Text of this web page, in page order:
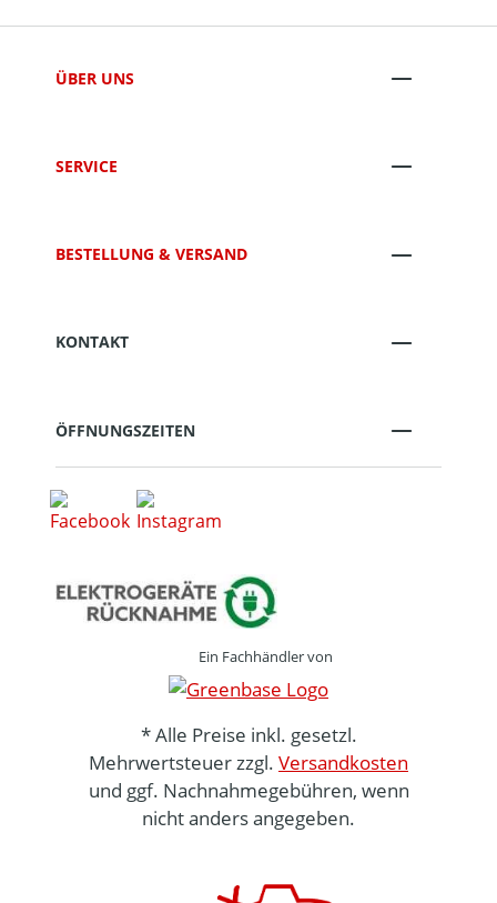
ÜBER UNS
SERVICE
BESTELLUNG & VERSAND
KONTAKT
ÖFFNUNGSZEITEN
Ein Fachhändler von
* Alle Preise inkl. gesetzl.
Mehrwertsteuer zzgl. Versandkosten
und ggf. Nachnahmegebühren, wenn
nicht anders angegeben.